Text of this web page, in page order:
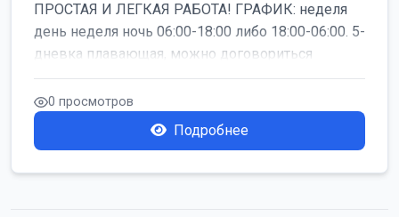
ПРОСТАЯ И ЛЕГКАЯ РАБОТА! ГРАФИК: неделя
день неделя ночь 06:00-18:00 либо 18:00-06:00. 5-
дневка плавающая, можно договориться
работать б...
0 просмотров
Подробнее